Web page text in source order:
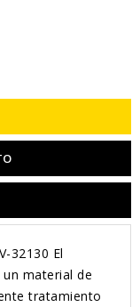
32130 El
material de
tratamiento